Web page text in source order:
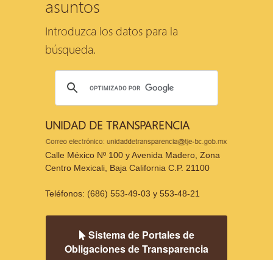
asuntos
Introduzca los datos para la
búsqueda.
UNIDAD DE TRANSPARENCIA
Calle México Nº 100 y Avenida Madero, Zona
Centro Mexicali, Baja California C.P. 21100
Teléfonos: (686) 553-49-03 y 553-48-21
Sistema de Portales de
Obligaciones de Transparencia